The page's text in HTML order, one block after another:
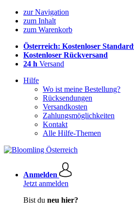
zur Navigation
zum Inhalt
zum Warenkorb
Österreich: Kostenloser
Kostenloser Rückversand
24 h Versand
Hilfe
Wo ist meine Bestellung?
Rücksendungen
Versandkosten
Zahlungsmöglichkeiten
Kontakt
Alle Hilfe-Themen
Anmelden
Jetzt anmelden
Bist du neu hier?